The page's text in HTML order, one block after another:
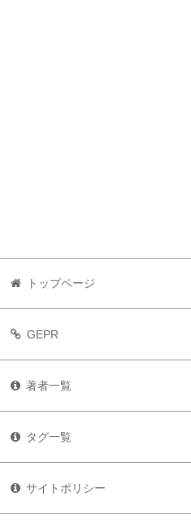
トップページ
GEPR
著者一覧
タグ一覧
サイトポリシー